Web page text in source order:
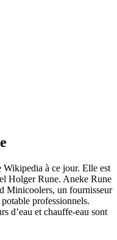
Wikipedia à ce jour. Elle est
Holger Rune. Aneke Rune
Minicoolers, un fournisseur
professionnels.
d’eau et chauffe-eau sont